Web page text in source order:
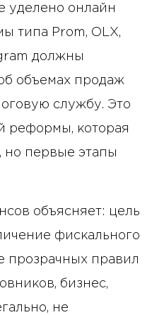
уделено онлайн
типа Prom, OLX,
должны
объемах продаж
службу. Это
реформы, которая
но первые этапы
объясняет: цель
фискального
прозрачных правил
бизнес,
не